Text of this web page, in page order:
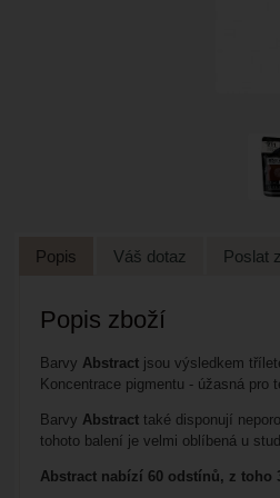
Popis Váš dotaz Poslat
Popis zboží
Barvy Abstractjsou výsledkem
Koncentrace pigmentu - úžasná
Barvy Abstracttaké disponují
tohoto balení je velmi oblíbená u
Abstract nabízí 60 odstínů, z toho